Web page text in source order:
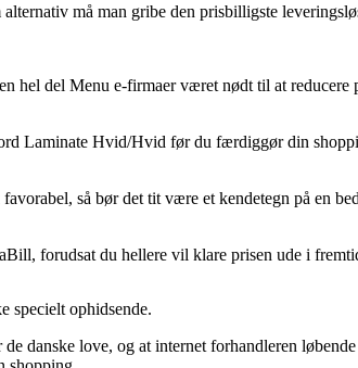
må man gribe den prisbilligste
hel del Menu e-firmaer været nødt til at reducere
Laminate Hvid/Hvid før du færdiggør din
så bør det tit være et kendetegn på en
forudsat du hellere vil klare prisen ude i
specielt ophidsende.
danske love, og at internet forhandleren